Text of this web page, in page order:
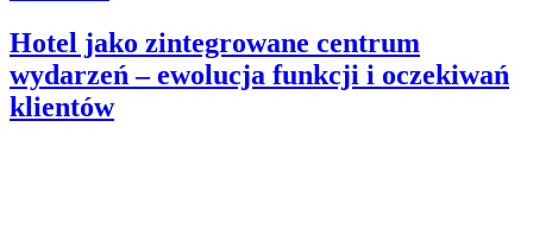
Hotel jako zintegrowane centrum
wydarzeń – ewolucja funkcji i oczekiwań
klientów